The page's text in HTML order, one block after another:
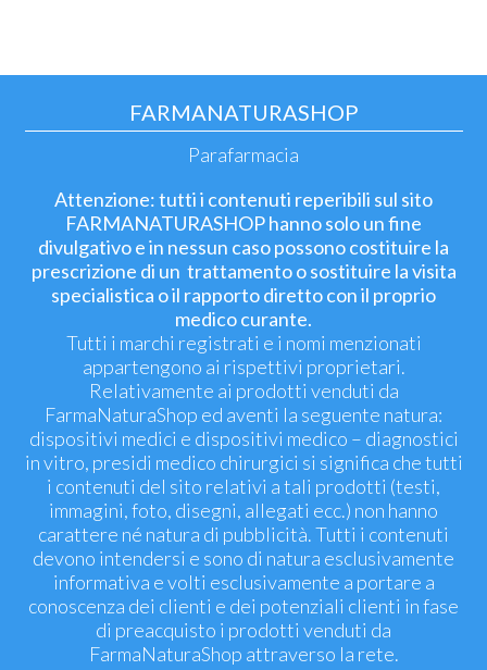
FARMANATURASHOP
Parafarmacia
Attenzione: tutti i contenuti reperibili sul sito
FARMANATURASHOP hanno solo un fine
divulgativo e in nessun caso possono costituire la
prescrizione di un trattamento o sostituire la visita
specialistica o il rapporto diretto con il proprio
medico curante.
Tutti i marchi registrati e i nomi menzionati
appartengono ai rispettivi proprietari.
Relativamente ai prodotti venduti da
FarmaNaturaShop ed aventi la seguente natura:
dispositivi medici e dispositivi medico – diagnostici
in vitro, presidi medico chirurgici si significa che tutti
i contenuti del sito relativi a tali prodotti (testi,
immagini, foto, disegni, allegati ecc.) non hanno
carattere né natura di pubblicità. Tutti i contenuti
devono intendersi e sono di natura esclusivamente
informativa e volti esclusivamente a portare a
conoscenza dei clienti e dei potenziali clienti in fase
di preacquisto i prodotti venduti da
FarmaNaturaShop attraverso la rete.